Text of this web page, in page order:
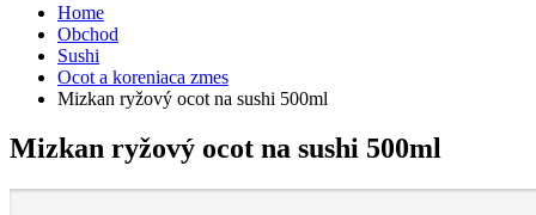
Home
Obchod
Sushi
Ocot a koreniaca zmes
Mizkan ryžový ocot na sushi 500ml
Mizkan ryžový ocot na sushi 500ml